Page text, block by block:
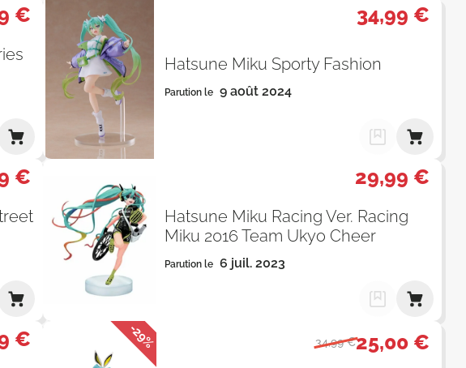
€ 34,99 €
Hatsune Miku Sporty Fashion
Parution le 9 août 2024
€ 29,99 €
Hatsune Miku Racing Ver. Racing
Miku 2016 Team Ukyo Cheer
Parution le 6 juil. 2023
€ 34,99 €25,00 €
-29%